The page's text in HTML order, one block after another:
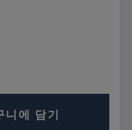
력하거나 버튼
니에 담기